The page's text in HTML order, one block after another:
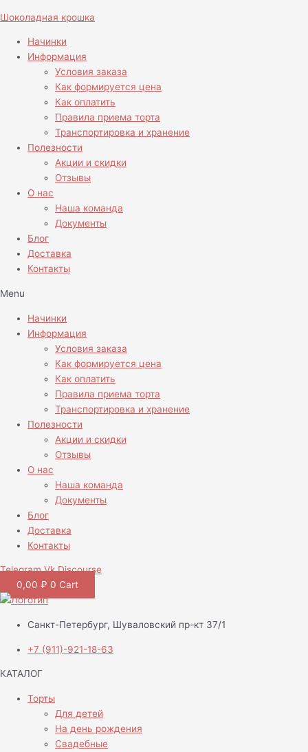
к
содержимому
Шоколадная крошка
Начинки
Информация
Условия заказа
Как формируется цена
Как оплатить
Правила приема торта
Транспортировка и хранение
Полезности
Акции и скидки
Отзывы
О нас
Наша команда
Документы
Блог
Доставка
Контакты
Menu
Начинки
Информация
Условия заказа
Как формируется цена
Как оплатить
Правила приема торта
Транспортировка и хранение
Полезности
Акции и скидки
Отзывы
О нас
Наша команда
Документы
Блог
Доставка
Контакты
Telegram Vk Discourse
0,00 ₽ 0 Cart
Санкт-Петербург, Шуваловский пр-кт 37/1
+7 (911)-921-18-63
КАТАЛОГ
Торты
Для детей
На день рождения
Свадебные
по
записям